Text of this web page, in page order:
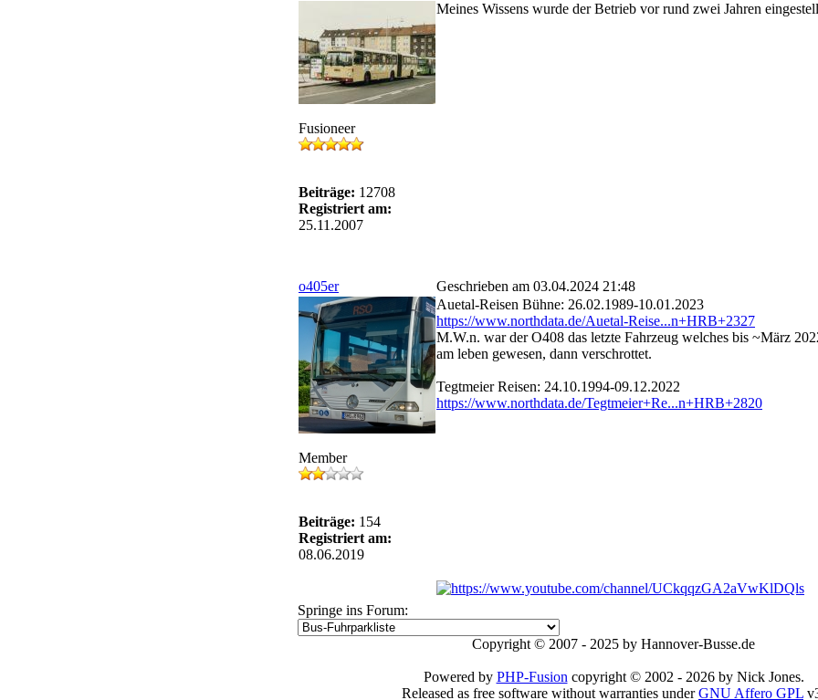
Fusioneer
Beiträge: 12708
Registriert am:
25.11.2007
Meines Wissens wurde der Betrieb vor rund zwei Jahren
o405er Geschrieben am 03.04.2024 21:48
Member
Beiträge: 154
Registriert am:
08.06.2019
Auetal-Reisen Bühne: 26.02.1989-10.01.2023
https://www.northdata.de/Auetal-Reise...n+HRB+2327
M.W.n. war der O408 das letzte Fahrzeug welches bis ~März
am leben gewesen, dann verschrottet.
Tegtmeier Reisen: 24.10.1994-09.12.2022
https://www.northdata.de/Tegtmeier+Re...n+HRB+2820
Springe ins Forum:
Copyright © 2007 - 2025 by Hannover-Busse.de
Powered by PHP-Fusion copyright © 2002 - 2026 by Nick Jones.
Released as free software without warranties underGNU Affero GPL